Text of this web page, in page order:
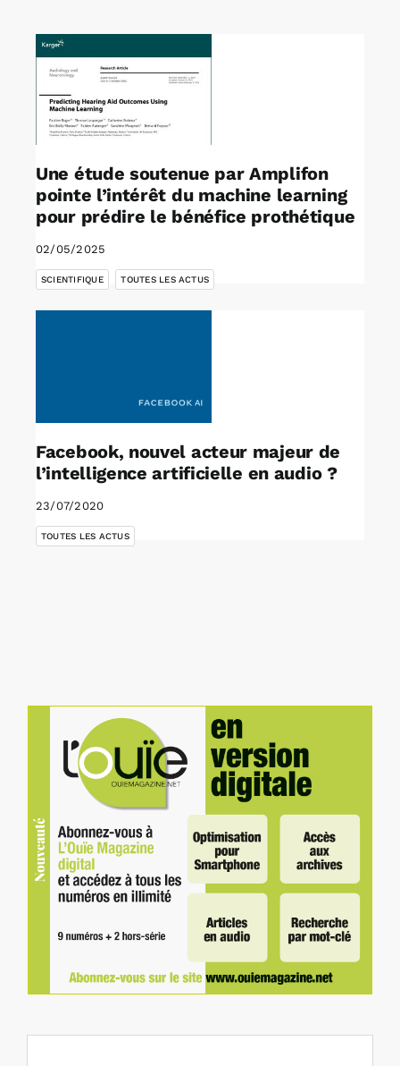
Rechercher:
Annonces emploi
Une étude soutenue par Amplifon
pointe l’intérêt du machine learning
pour prédire le bénéfice prothétique
02/05/2025
SCIENTIFIQUE TOUTES LES ACTUS
Facebook, nouvel acteur majeur de
l’intelligence artificielle en audio ?
23/07/2020
TOUTES LES ACTUS